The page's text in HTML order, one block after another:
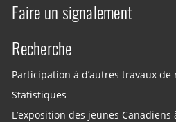
Faire un signalement
Recherche
Participation à d’autres travaux de
Statistiques
L’exposition des jeunes